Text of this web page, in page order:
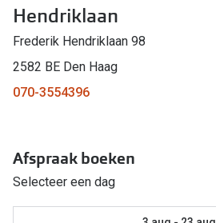
Kinderbrillen
Soorten brillen
Bril op sterkte
Blauw-violet licht bril
Computerbril
Hendriklaan
Frederik Hendriklaan 98
2582 BE Den Haag
070-3554396
Afspraak boeken
Selecteer een dag